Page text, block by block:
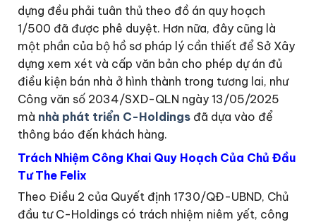
dựng đều phải tuân thủ theo đồ án quy hoạch
1/500 đã được phê duyệt. Hơn nữa, đây cũng là
một phần của bộ hồ sơ pháp lý cần thiết để Sở Xây
dựng xem xét và cấp văn bản cho phép dự án đủ
điều kiện bán nhà ở hình thành trong tương lai, như
Công văn số 2034/SXD-QLN ngày 13/05/2025
mà nhà phát triển C-Holdings đã dựa vào để
thông báo đến khách hàng.
Trách Nhiệm Công Khai Quy Hoạch Của Chủ Đầu
Tư The Felix
Theo Điều 2 của Quyết định 1730/QĐ-UBND, Chủ
đầu tư C-Holdings có trách nhiệm niêm yết, công